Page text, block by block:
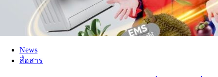
News
สื่อสาร